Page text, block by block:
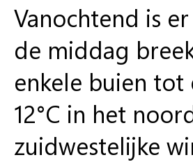
Vanochtend is
de middag
enkele buien
12°C in het
zuidwestelijke